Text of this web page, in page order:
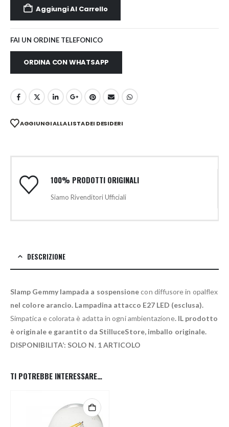
Aggiungi Al Carrello
FAI UN ORDINE TELEFONICO
ORDINA CON WHATSAPP
AGGIUNGI ALLA LISTA DEI DESIDERI
100% PRODOTTI ORIGINALI
Siamo Rivenditori Ufficiali
DESCRIZIONE
Slamp Gemmy lampada a sospensionecon diffusore in opalflex
nel colore arancio. Lampadina attacco E27 LED (esclusa).
Simpatica e colorata è adatta in ogni ambientazione. lL prodotto
è originale e garantito da StilluceStore, imballo originale.
DISPONIBILITA’: SOLO N. 1 ARTICOLO
TI POTREBBE INTERESSARE…